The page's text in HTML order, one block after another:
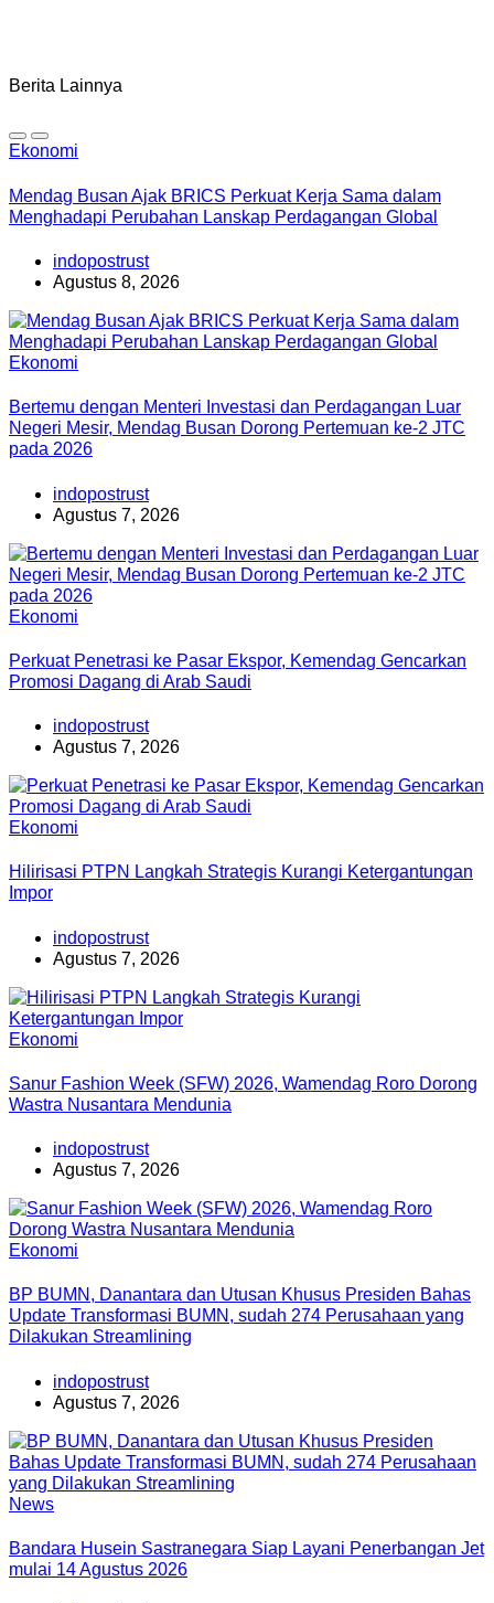
Berita Lainnya
Ekonomi
Mendag Busan Ajak BRICS Perkuat Kerja Sama dalam
Menghadapi Perubahan Lanskap Perdagangan Global
indopostrust
Agustus 8, 2026
Ekonomi
Bertemu dengan Menteri Investasi dan Perdagangan Luar
Negeri Mesir, Mendag Busan Dorong Pertemuan ke-2 JTC
pada 2026
indopostrust
Agustus 7, 2026
Ekonomi
Perkuat Penetrasi ke Pasar Ekspor, Kemendag Gencarkan
Promosi Dagang di Arab Saudi
indopostrust
Agustus 7, 2026
Ekonomi
Hilirisasi PTPN Langkah Strategis Kurangi Ketergantungan
Impor
indopostrust
Agustus 7, 2026
Ekonomi
Sanur Fashion Week (SFW) 2026, Wamendag Roro Dorong
Wastra Nusantara Mendunia
indopostrust
Agustus 7, 2026
Ekonomi
BP BUMN, Danantara dan Utusan Khusus Presiden Bahas
Update Transformasi BUMN, sudah 274 Perusahaan yang
Dilakukan Streamlining
indopostrust
Agustus 7, 2026
News
Bandara Husein Sastranegara Siap Layani Penerbangan Jet
mulai 14 Agustus 2026